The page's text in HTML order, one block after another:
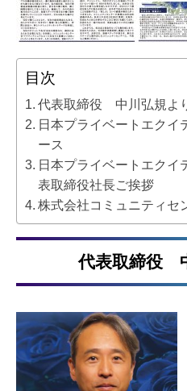
目次
代表取締役 中川弘規よ
日本プライベートエクイ
ース
日本プライベートエクイ
表取締役社長ご挨拶
株式会社コミュニティセ
代表取締役